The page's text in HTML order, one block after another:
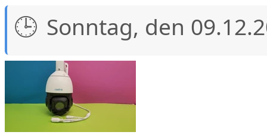
Sonntag, den